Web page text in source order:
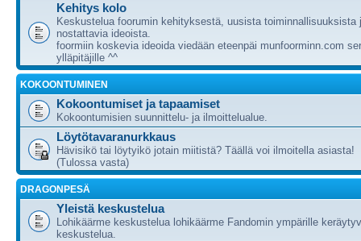
Kehitys kolo
Keskustelua foorumin kehityksestä, uusista toiminnallisuuksista
nostattavia ideoista.
foormiin koskevia ideoida viedään eteenpäi munfoorminn.com
ylläpitäjille ^^
KOKOONTUMINEN
Kokoontumiset ja tapaamiset
Kokoontumisien suunnittelu- ja ilmoittelualue.
Löytötavaranurkkaus
Hävisikö tai löytyikö jotain miitistä? Täällä voi ilmoitella asiasta!
(Tulossa vasta)
DRAGONPESÄ
Yleistä keskustelua
Lohikäärme keskustelua lohikäärme Fandomin ympärille
keskustelua.